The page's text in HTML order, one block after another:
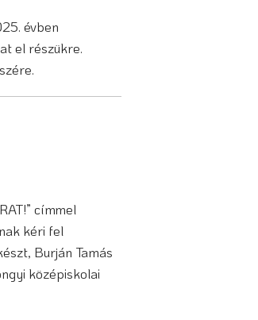
évben
el részükre.
címmel
kéri fel
Burján Tamás
középiskolai